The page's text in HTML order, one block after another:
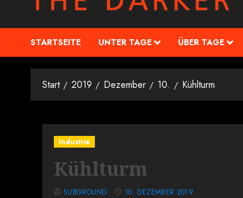
STARTSEITE UNTER TAGE ÜBER TAGE
Start 2019 Dezember 10. Kühlturm
Industrie
Kühlturm
SUBGROUND 10. DEZEMBER 2019